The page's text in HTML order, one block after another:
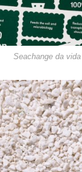
Seachange da